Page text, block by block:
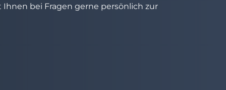
Ihnen bei Fragen gerne persönlich zur